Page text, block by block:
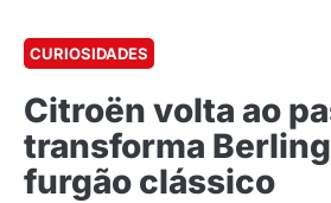
CURIOSIDADES
Citroën volta ao
transforma
furgão clássico